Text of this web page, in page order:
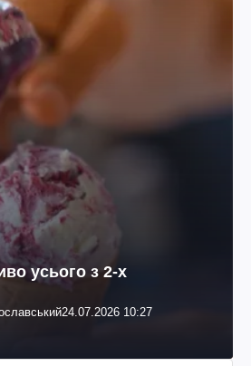
усього з 2-х
24.07.2026 10:27